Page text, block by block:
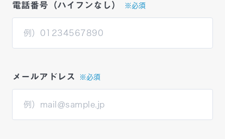
電話番号（ハイフンなし） ※必須
メールアドレス ※必須